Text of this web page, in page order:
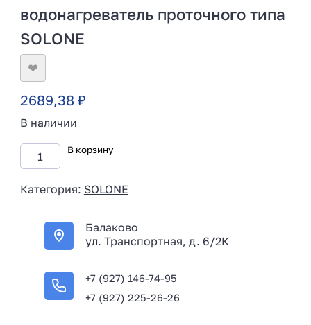
водонагреватель проточного типа
SOLONE
❤
2689,38 ₽
В наличии
В корзину
Категория: SOLONE
Балаково
ул. Транспортная, д. 6/2К
+7 (927) 146-74-95
+7 (927) 225-26-26